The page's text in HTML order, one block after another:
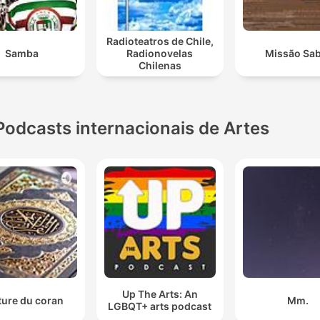
Samba
Radioteatros de Chile,
Radionovelas
Chilenas
Missão
internacionais de Artes
du coran
Up The Arts: An
LGBQT+ arts podcast
Mm.